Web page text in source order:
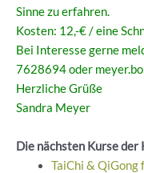
Sinne zu erfahren.
Kosten: 12,-€ / eine
Bei Interesse gerne
7628694 oder
Herzliche Grüße
Sandra Meyer
Die nächsten Kurse der
TaiChi & QiGong